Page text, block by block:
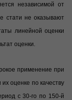
независимой от
стати не оказывают
линейной оценки
оценки.
применение при
оценке по качеству
с 30-го по 150-й